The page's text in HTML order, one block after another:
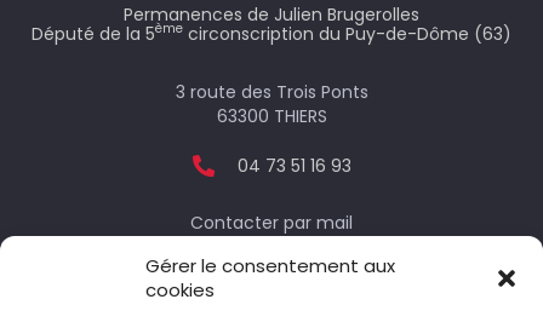
Gérer le consentement aux
cookies
Permanences de Julien Brugerolles
Député de la 5ème circonscription du Puy-de-Dôme (63)
3 route des Trois Ponts
63300 THIERS
04 73 51 16 93
Contacter par mail
Votre député